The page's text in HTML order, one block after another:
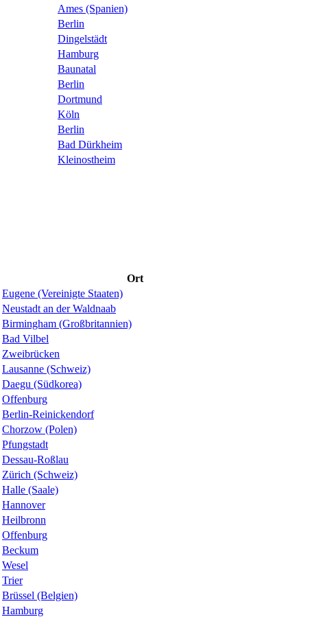
Ames (Spanien)
Berlin
Dingelstädt
Hamburg
Baunatal
Berlin
Dortmund
Köln
Berlin
Bad Dürkheim
Kleinostheim
Ort
Eugene (Vereinigte Staaten)
Neustadt an der Waldnaab
Birmingham (Großbritannien)
Bad Vilbel
Zweibrücken
Lausanne (Schweiz)
Daegu (Südkorea)
Offenburg
Berlin-Reinickendorf
Chorzow (Polen)
Pfungstadt
Dessau-Roßlau
Zürich (Schweiz)
Halle (Saale)
Hannover
Heilbronn
Offenburg
Beckum
Wesel
Trier
Brüssel (Belgien)
Hamburg